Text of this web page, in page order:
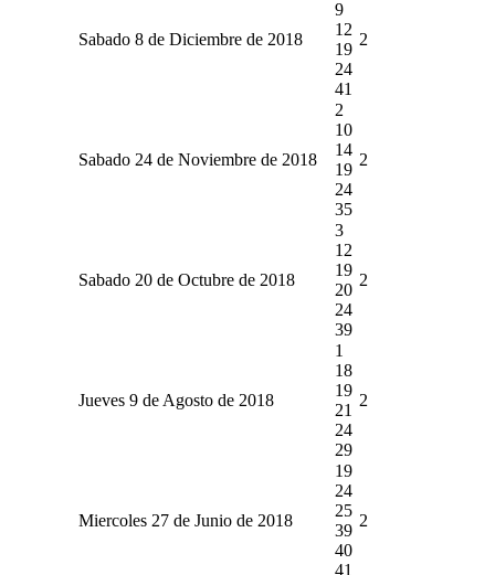
Sabado 8 de Diciembre de 2018
9
12
19
24
41
2
Sabado 24 de Noviembre de 2018
2
10
14
19
24
35
2
Sabado 20 de Octubre de 2018
3
12
19
20
24
39
2
Jueves 9 de Agosto de 2018
1
18
19
21
24
29
2
Miercoles 27 de Junio de 2018
19
24
25
39
40
41
2